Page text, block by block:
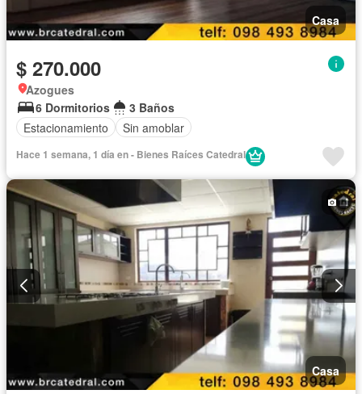
Casa
$ 270.000
Azogues
6 Dormitorios
3 Baños
Estacionamiento
Sin amoblar
Hace 1 semana, 1 día en - Bienes Raíces Catedral
Casa